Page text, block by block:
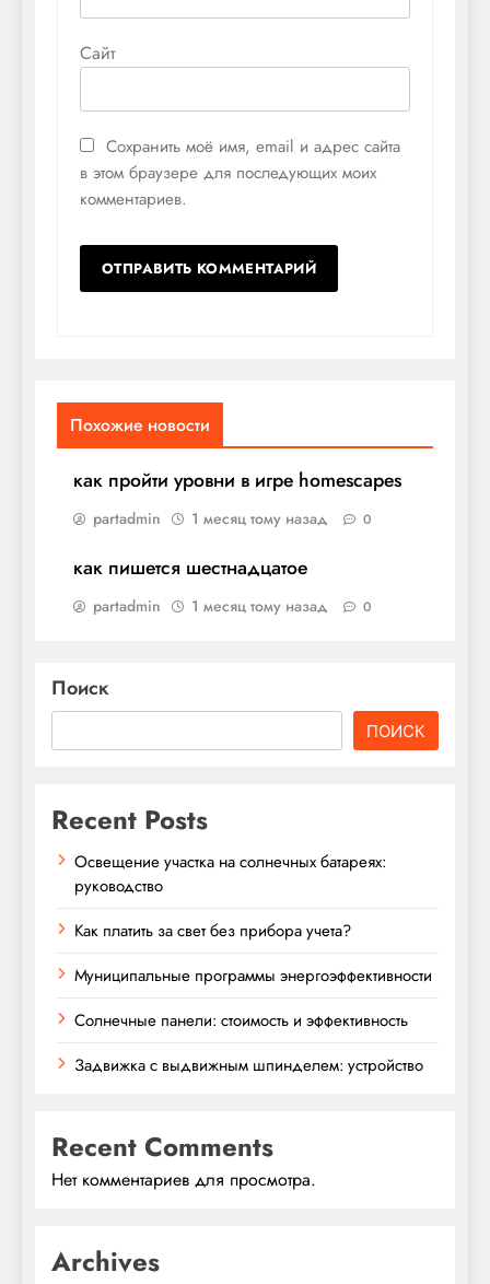
Сайт
Сохранить моё имя, email и адрес сайта
в этом браузере для последующих моих
комментариев.
Похожие новости
как пройти уровни в игре homescapes
partadmin 1 месяц тому назад 0
как пишется шестнадцатое
partadmin 1 месяц тому назад 0
Поиск
ПОИСК
Recent Posts
Освещение участка на солнечных батареях:
руководство
Как платить за свет без прибора учета?
Муниципальные программы энергоэффективности
Солнечные панели: стоимость и эффективность
Задвижка с выдвижным шпинделем: устройство
Recent Comments
Нет комментариев для просмотра.
Archives